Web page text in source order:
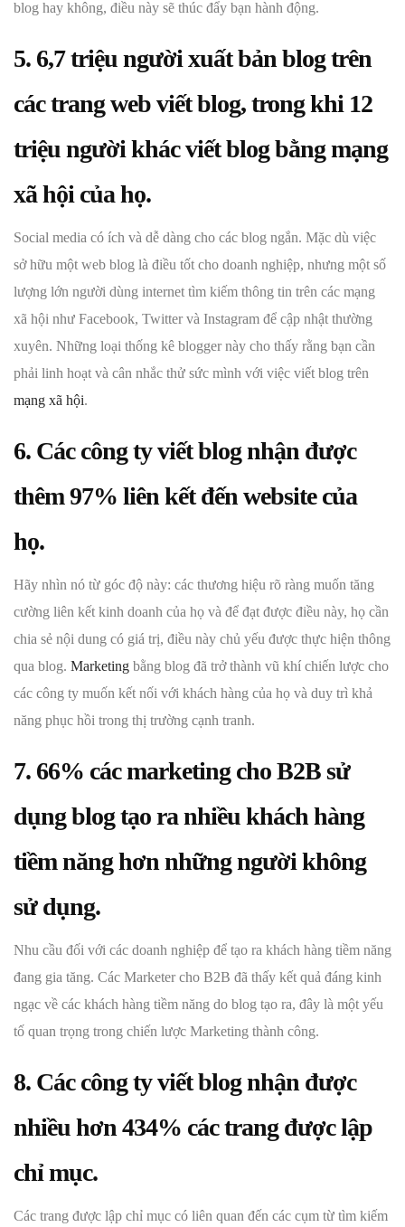
blog hay không, điều này sẽ thúc đẩy bạn hành động.
5. 6,7 triệu người xuất bản blog trên
các trang web viết blog, trong khi 12
triệu người khác viết blog bằng mạng
xã hội của họ.
Social media có ích và dễ dàng cho các blog ngắn. Mặc dù việc
sở hữu một web blog là điều tốt cho doanh nghiệp, nhưng một số
lượng lớn người dùng internet tìm kiếm thông tin trên các mạng
xã hội như Facebook, Twitter và Instagram để cập nhật thường
xuyên. Những loại thống kê blogger này cho thấy rằng bạn cần
phải linh hoạt và cân nhắc thử sức mình với việc viết blog trên
mạng xã hội.
6. Các công ty viết blog nhận được
thêm 97% liên kết đến website của
họ.
Hãy nhìn nó từ góc độ này: các thương hiệu rõ ràng muốn tăng
cường liên kết kinh doanh của họ và để đạt được điều này, họ cần
chia sẻ nội dung có giá trị, điều này chủ yếu được thực hiện thông
qua blog. Marketing bằng blog đã trở thành vũ khí chiến lược cho
các công ty muốn kết nối với khách hàng của họ và duy trì khả
năng phục hồi trong thị trường cạnh tranh.
7. 66% các marketing cho B2B sử
dụng blog tạo ra nhiều khách hàng
tiềm năng hơn những người không
sử dụng.
Nhu cầu đối với các doanh nghiệp để tạo ra khách hàng tiềm năng
đang gia tăng. Các Marketer cho B2B đã thấy kết quả đáng kinh
ngạc về các khách hàng tiềm năng do blog tạo ra, đây là một yếu
tố quan trọng trong chiến lược Marketing thành công.
8. Các công ty viết blog nhận được
nhiều hơn 434% các trang được lập
chỉ mục.
Các trang được lập chỉ mục có liên quan đến các cụm từ tìm kiếm